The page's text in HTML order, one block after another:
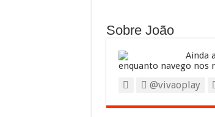
Sobre João
Ainda
enquanto navego nos
@vivaoplay